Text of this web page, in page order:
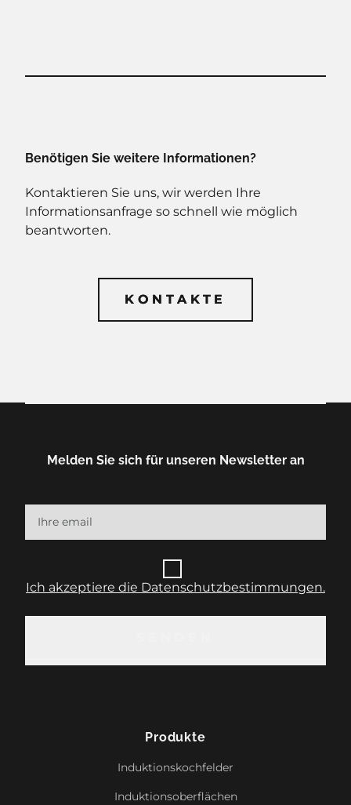
Benötigen Sie weitere Informationen?
Kontaktieren Sie uns, wir werden Ihre
Informationsanfrage so schnell wie möglich
beantworten.
KONTAKTE
KONTAKTE
Produkte
Induktionskochfelder
Induktionsoberflächen
Melden Sie sich für unseren Newsletter an
Ich akzeptiere die Datenschutzbestimmungen.